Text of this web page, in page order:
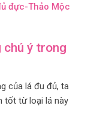
đực-Thảo Mộc
chú ý trong
của lá đu đủ, ta
tốt từ loại lá này